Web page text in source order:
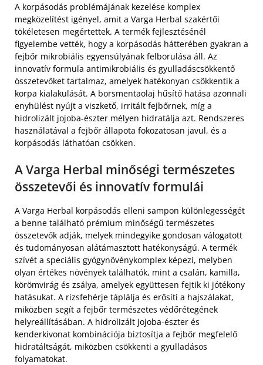
A korpásodás problémájának kezelése komplex
megközelítést igényel, amit a Varga Herbal szakértői
tökéletesen megértettek. A termék fejlesztésénél
figyelembe vették, hogy a korpásodás hátterében gyakran a
fejbőr mikrobiális egyensúlyának felborulása áll. Az
innovatív formula antimikrobiális és gyulladáscsökkentő
összetevőket tartalmaz, amelyek hatékonyan csökkentik a
korpa kialakulását. A borsmentaolaj hűsítő hatása azonnali
enyhülést nyújt a viszkető, irritált fejbőrnek, míg a
hidrolizált jojoba-észter mélyen hidratálja azt. Rendszeres
használatával a fejbőr állapota fokozatosan javul, és a
korpásodás láthatóan csökken.
A Varga Herbal minőségi természetes
összetevői és innovatív formulái
A Varga Herbal korpásodás elleni sampon különlegességét
a benne található prémium minőségű természetes
összetevők adják, melyek mindegyike gondosan válogatott
és tudományosan alátámasztott hatékonyságú. A termék
szívét a speciális gyógynövénykomplex képezi, melyben
olyan értékes növények találhatók, mint a csalán, kamilla,
körömvirág és zsálya, amelyek együttesen fejtik ki jótékony
hatásukat. A rizsfehérje táplálja és erősíti a hajszálakat,
miközben segít a fejbőr természetes védőrétegének
helyreállításában. A hidrolizált jojoba-észter és
kenderkivonat kombinációja biztosítja a fejbőr megfelelő
hidratáltságát, miközben csökkenti a gyulladásos
folyamatokat.